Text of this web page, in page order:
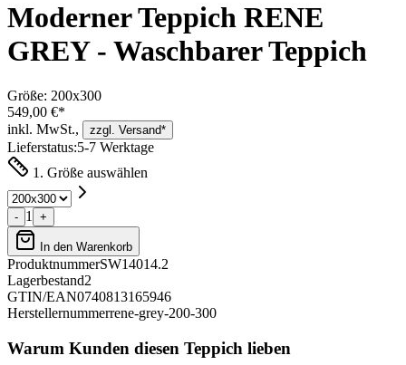
Moderner Teppich RENE
GREY - Waschbarer Teppich
Größe: 200x300
549,00 €*
inkl. MwSt.,
zzgl. Versand*
Lieferstatus:5-7 Werktage
1. Größe auswählen
- 1 +
In den Warenkorb
ProduktnummerSW14014.2
Lagerbestand2
GTIN/EAN0740813165946
Herstellernummerrene-grey-200-300
Warum Kunden diesen Teppich lieben